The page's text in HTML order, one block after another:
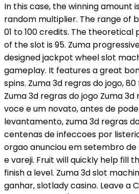
In this case, the winning amount
random multiplier. The range of
01 to 100 credits. The
of the slot is 95. Zuma
designed jackpot wheel slot
gameplay. It features a great
spins. Zuma 3d regras do jogo,
Zuma 3d regras do jogo Zuma 3d
voce e um novato, antes de
levantamento, zuma 3d regras
centenas de infeccoes por
orgao anunciou em setembro
e vareji. Fruit will quickly help fill
finish a level. Zuma 3d slot
ganhar, slotlady casino. Leave a